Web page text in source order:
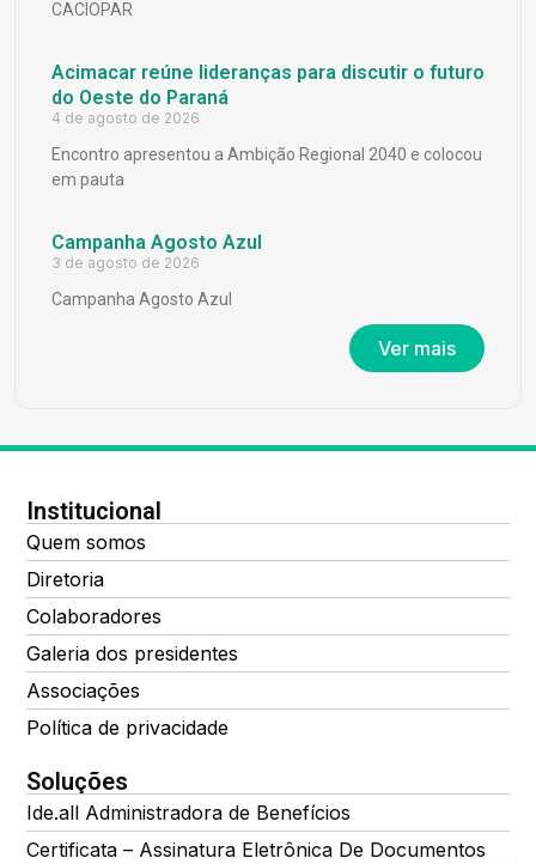
CACIOPAR
Acimacar reúne lideranças para discutir o futuro
do Oeste do Paraná
4 de agosto de 2026
Encontro apresentou a Ambição Regional 2040 e colocou
em pauta
Campanha Agosto Azul
3 de agosto de 2026
Campanha Agosto Azul
Ver mais
Institucional
Quem somos
Diretoria
Colaboradores
Galeria dos presidentes
Associações
Política de privacidade
Soluções
Ide.all Administradora de Benefícios
Certificata – Assinatura Eletrônica De Documentos